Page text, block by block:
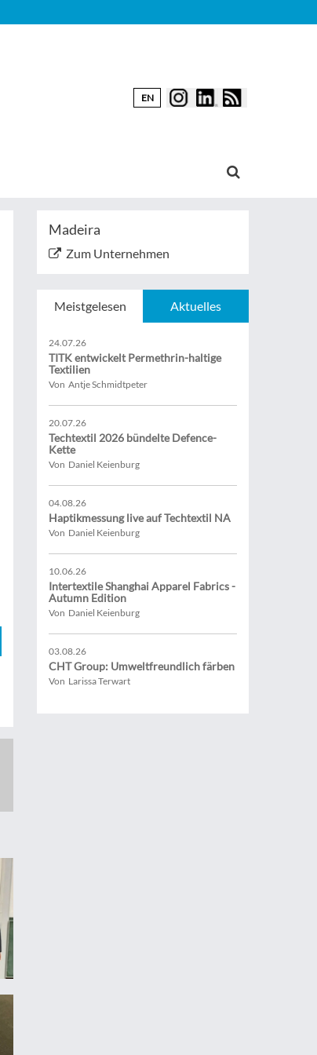
EN
Madeira
Zum Unternehmen
Meistgelesen Aktuelles
24.07.26
TITK entwickelt Permethrin-haltige
Textilien
Von Antje Schmidtpeter
20.07.26
Techtextil 2026 bündelte Defence-
Kette
Von Daniel Keienburg
04.08.26
Haptikmessung live auf Techtextil NA
Von Daniel Keienburg
10.06.26
Intertextile Shanghai Apparel Fabrics -
Autumn Edition
Von Daniel Keienburg
03.08.26
CHT Group: Umweltfreundlich färben
Von Larissa Terwart